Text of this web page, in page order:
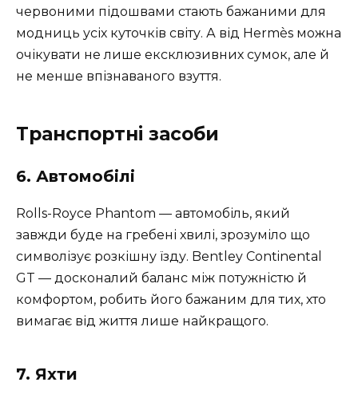
червоними підошвами стають бажаними для
модниць усіх куточків світу. А від Hermès можна
очікувати не лише ексклюзивних сумок, але й
не менше впізнаваного взуття.
Транспортні засоби
6. Автомобілі
Rolls-Royce Phantom — автомобіль, який
завжди буде на гребені хвилі, зрозуміло що
символізує розкішну їзду. Bentley Continental
GT — досконалий баланс між потужністю й
комфортом, робить його бажаним для тих, хто
вимагає від життя лише найкращого.
7. Яхти